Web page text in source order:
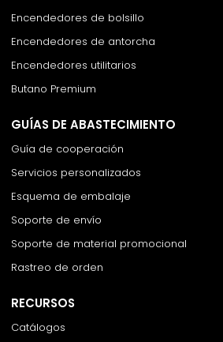
Encendedores de bolsillo
Encendedores de antorcha
Encendedores utilitarios
Butano Premium
GUÍAS DE ABASTECIMIENTO
Guía de cooperación
Servicios personalizados
Esquema de embalaje
Soporte de envío
Soporte de material promocional
Rastreo de orden
RECURSOS
Catálogos